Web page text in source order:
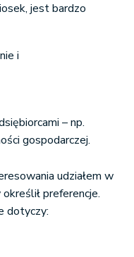
jest bardzo
i
– np.
gospodarczej.
udziałem w
preferencje.
dotyczy: